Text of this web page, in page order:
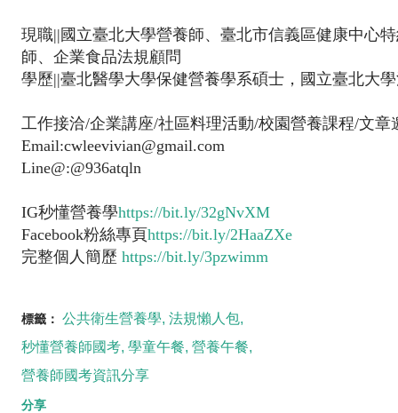
現職||國立臺北大學營養師、臺北市信義區健康中心
師、企業食品法規顧問
學歷||臺北醫學大學保健營養學系碩士，國立臺北大
工作接洽/企業講座/社區料理活動/校園營養課程/文章
Email:cwleevivian@gmail.com
Line@:@936atqln
IG秒懂營養學https://bit.ly/32gNvXM
Facebook粉絲專頁https://bit.ly/2HaaZXe
完整個人簡歷 https://bit.ly/3pzwimm
標籤： 公共衛生營養學 法規懶人包
秒懂營養師國考 學童午餐 營養午餐
營養師國考資訊分享
分享